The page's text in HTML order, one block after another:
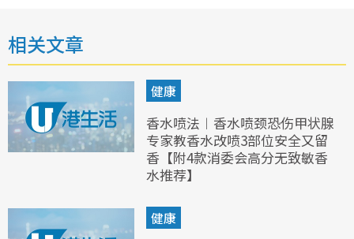
相关文章
健康
香水喷法︱香水喷颈恐伤甲状腺
专家教香水改喷3部位安全又留
香【附4款消委会高分无致敏香
水推荐】
健康